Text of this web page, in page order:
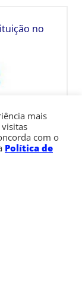
no
mais
com o
Política de